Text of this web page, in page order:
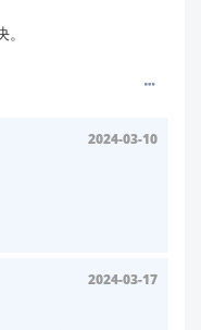
2024-03-10
2024-03-17